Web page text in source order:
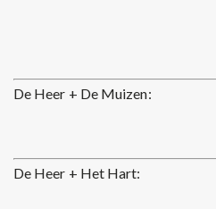
De Heer + De Muizen:
De Heer + Het Hart: